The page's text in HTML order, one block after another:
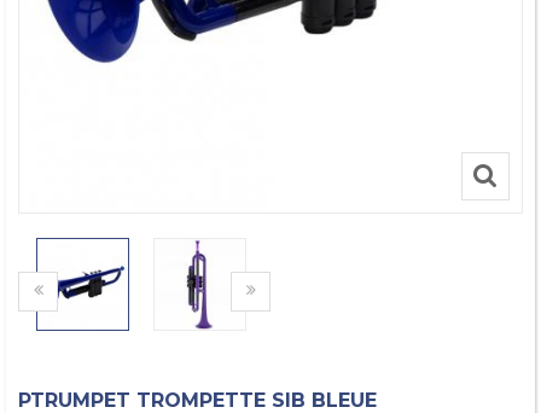
PTRUMPET TROMPETTE SIB BLEUE